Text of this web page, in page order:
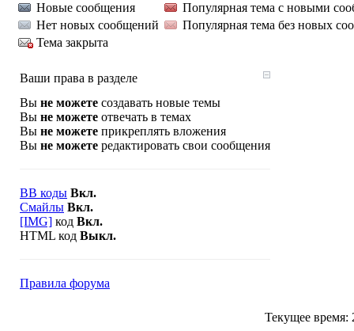
Новые сообщения
Популярная тема с новыми
Нет новых сообщений
Популярная тема без новых
Тема закрыта
Ваши права в разделе
Вы не можете создавать новые темы
Вы не можете отвечать в темах
Вы не можете прикреплять вложения
Вы не можете редактировать свои сообщения
BB коды Вкл.
Смайлы Вкл.
[IMG] код Вкл.
HTML код Выкл.
Правила форума
Текущее время: